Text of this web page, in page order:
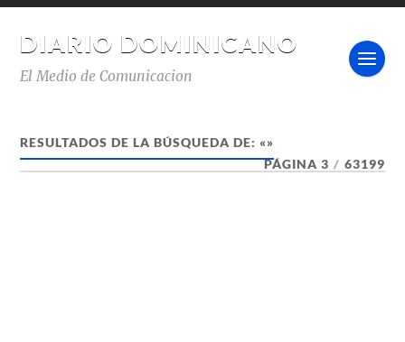
DIARIO DOMINICANO
El Medio de Comunicacion
RESULTADOS DE LA BÚSQUEDA DE: «»
PÁGINA 3 / 63199